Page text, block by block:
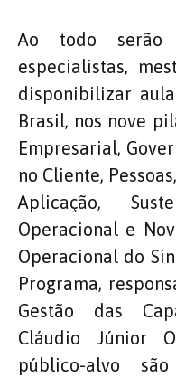
Ao todo serão
especialistas,
disponibilizar
Brasil, nos nove
Empresarial,
no Cliente,
Aplicação,
Operacional e
Operacional do
Programa,
Gestão das
Cláudio Júnior
público-alvo